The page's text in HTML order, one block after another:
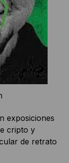
exposiciones
cripto y
de retrato